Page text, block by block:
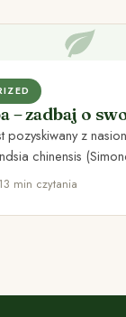
– zadbaj o
z nasion
chinensis
13 min czytania